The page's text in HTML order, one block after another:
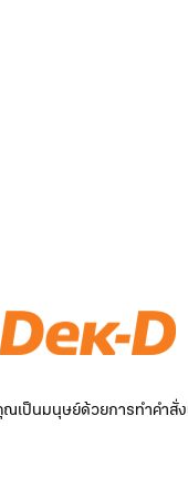
เป็นมนุษย์ด้วยการทำคำสั่ง